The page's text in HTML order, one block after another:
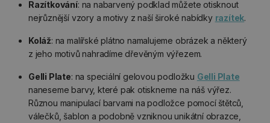
Razítkování: na nabarvený podklad můžete otisknout
nejrůznější vzory a motivy z naší široké nabídky razítek.
Koláž: na malířské plátno namalujeme obrázek a některý
z jeho motivů nahradíme dřevěným výřezem.
Gelli Plate: na speciální gelovou podložku Gelli Plate
naneseme barvy, které pak otiskneme na náš výřez.
Různou manipulací barvami na podložce pomocí štětců,
válečků, šablon a podobně vzniknou unikátní obrazce,